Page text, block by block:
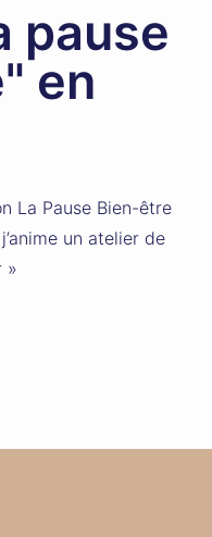
pause
en
La Pause Bien-être
un atelier de
»